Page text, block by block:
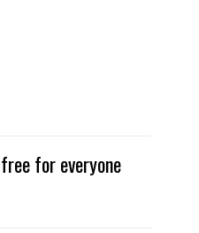
for everyone